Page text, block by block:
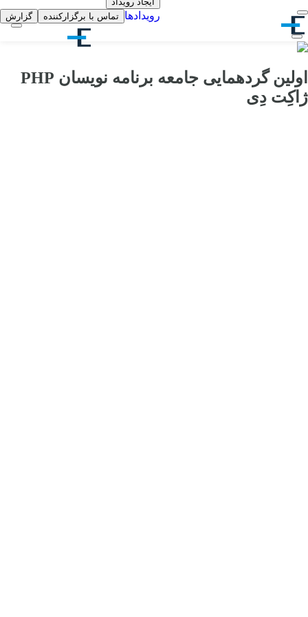
رویدادها تماس با برگزارکننده گزارش
اولین گردهمایی جامعه برنامه نویسان PHP
ژاکِت دِی